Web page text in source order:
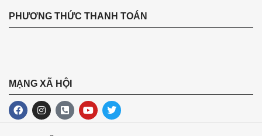
PHƯƠNG THỨC THANH TOÁN
MẠNG XÃ HỘI